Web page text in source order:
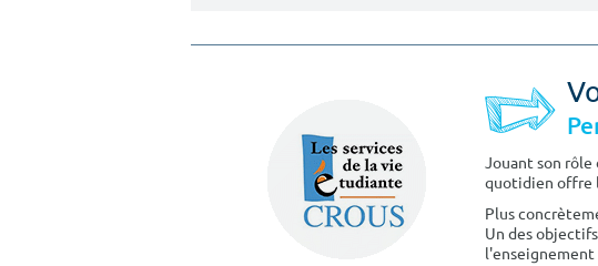
Jouant son rôle
quotidien offre
Plus
Un des
l'enseignement